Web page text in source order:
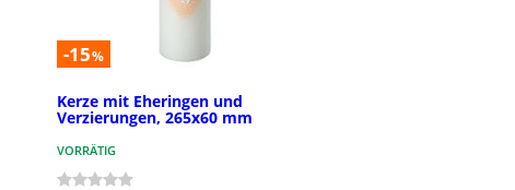
-15%
Kerze mit Eheringen und
Verzierungen, 265x60 mm
VORRÄTIG